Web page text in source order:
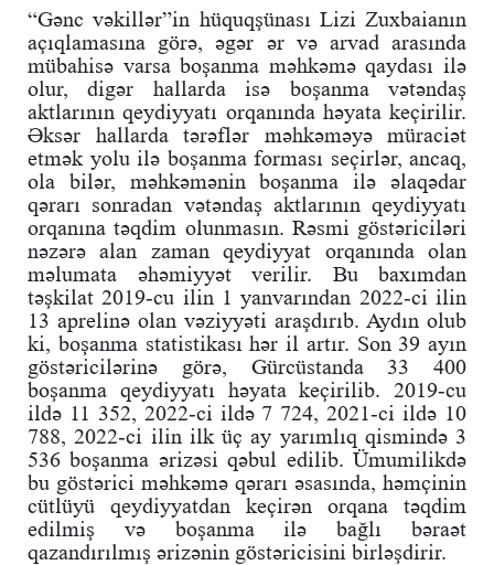
“Gənc vəkillər”in hüquqşünası Lizi Zuxbaianın
açıqlamasına görə, əgər ər və arvad arasında
mübahisə varsa boşanma məhkəmə qaydası ilə
olur, digər hallarda isə boşanma vətəndaş
aktlarının qeydiyyatı orqanında həyata keçirilir.
Əksər hallarda tərəflər məhkəməyə müraciət
etmək yolu ilə boşanma forması seçirlər, ancaq,
ola bilər, məhkəmənin boşanma ilə əlaqədar
qərarı sonradan vətəndaş aktlarının qeydiyyatı
orqanına təqdim olunmasın. Rəsmi göstəriciləri
nəzərə alan zaman qeydiyyat orqanında olan
məlumata əhəmiyyət verilir. Bu baxımdan
təşkilat 2019-cu ilin 1 yanvarından 2022-ci ilin
13 aprelinə olan vəziyyəti araşdırıb. Aydın olub
ki, boşanma statistikası hər il artır. Son 39 ayın
göstəricilərinə görə, Gürcüstanda 33 400
boşanma qeydiyyatı həyata keçirilib. 2019-cu
ildə 11 352, 2022-ci ildə 7 724, 2021-ci ildə 10
788, 2022-ci ilin ilk üç ay yarımlıq qismində 3
536 boşanma ərizəsi qəbul edilib. Ümumilikdə
bu göstərici məhkəmə qərarı əsasında, həmçinin
cütlüyü qeydiyyatdan keçirən orqana təqdim
edilmiş və boşanma ilə bağlı bəraət
qazandırılmış ərizənin göstəricisini birləşdirir.